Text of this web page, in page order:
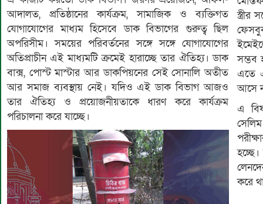
আদালত, প্রতিষ্ঠানের কার্যক্রম, সামাজিক ও ব্যক্তিগত
যোগাযোগের মাধ্যম হিসেবে ডাক বিভাগের গুরুত্ব ছিল
অপরিসীম। সময়ের পরিবর্তনের সঙ্গে সঙ্গে যোগাযোগের
অতিপ্রাচীন এই মাধ্যমটি ক্রমেই হারাচ্ছে তার ঐতিহ্য। ডাক
বাক্স, পোস্ট মাস্টার আর ডাকপিয়নের সেই সোনালি অতীত
আর সমাজ ব্যবস্থায় নেই। যদিও এই ডাক বিভাগ আজও
তার ঐতিহ্য ও প্রয়োজনীয়তাকে ধারণ করে কার্যক্রম
পরিচালনা করে যাচ্ছে।
সম্ভব
এতে
আসে
এ
করে